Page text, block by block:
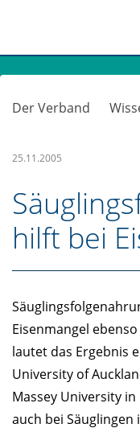
Der Verband
25.11.2005
hilft bei
Eisenmangel
lautet das Ergebnis
University of
Massey University
auch bei Säuglingen